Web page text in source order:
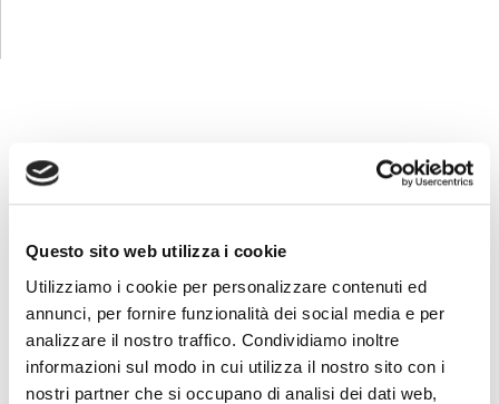
Questo sito web utilizza i cookie
Utilizziamo i cookie per personalizzare contenuti ed
annunci, per fornire funzionalità dei social media e per
analizzare il nostro traffico. Condividiamo inoltre
informazioni sul modo in cui utilizza il nostro sito con i
nostri partner che si occupano di analisi dei dati web,
E CORSI
Seleziona e filtra per:
ADULTI
AZIENDE
DOPO LA TERZA MEDIA
SICUREZZA